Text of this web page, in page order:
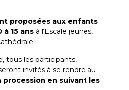
proposées aux enfants
à 15 ans à l’Escale jeunes,
tous les participants,
invités à se rendre au
procession en suivant les